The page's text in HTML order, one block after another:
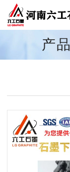
产